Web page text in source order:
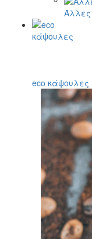
eco κάψουλες